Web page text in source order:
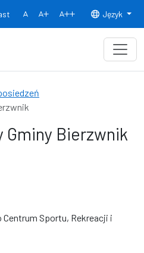
Normalny rozmiar czcionki
Rozmiar czcionki 150% Rozmiar
Język
Gminy Bierzwnik
Sportu, Rekreacji i